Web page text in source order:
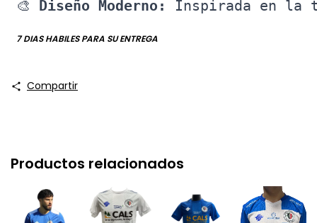
🎨 Diseño Moderno: Inspirada en la
7 DIAS HABILES PARA SU ENTREGA
Compartir
Productos relacionados